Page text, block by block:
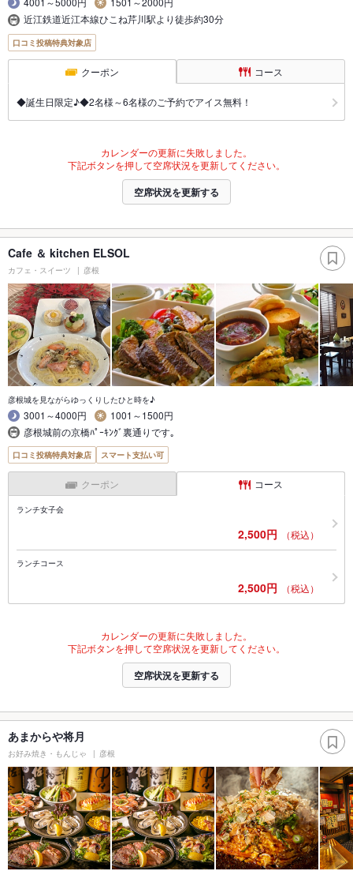
近江鉄道近江本線ひこね芹川駅より徒歩約30分
口コミ投稿特典対象店
クーポン コース
◆誕生日限定♪◆2名様～6名様のご予約でアイス無料！
カレンダーの更新に失敗しました。
下記ボタンを押して空席状況を更新してください。
空席状況を更新する
Cafe ＆ kitchen ELSOL
カフェ・スイーツ 彦根
彦根城を見ながらゆっくりしたひと時を♪
3001～4000円
1001～1500円
彦根城前の京橋ﾊﾟｰｷﾝｸﾞ裏通りです｡
口コミ投稿特典対象店 スマート支払い可
クーポン コース
ランチ女子会
2,500円 （税込）
ランチコース
2,500円 （税込）
カレンダーの更新に失敗しました。
下記ボタンを押して空席状況を更新してください。
空席状況を更新する
あまからや将月
お好み焼き・もんじゃ 彦根